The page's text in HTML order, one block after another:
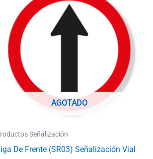
AGOTADO
Señalización
De Frente (SR03) Señalización Vial